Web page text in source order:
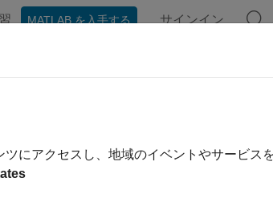
MATLAB を入手する サインイン
た MATLAB 関数から
にアクセスし、地域のイベントやサービス